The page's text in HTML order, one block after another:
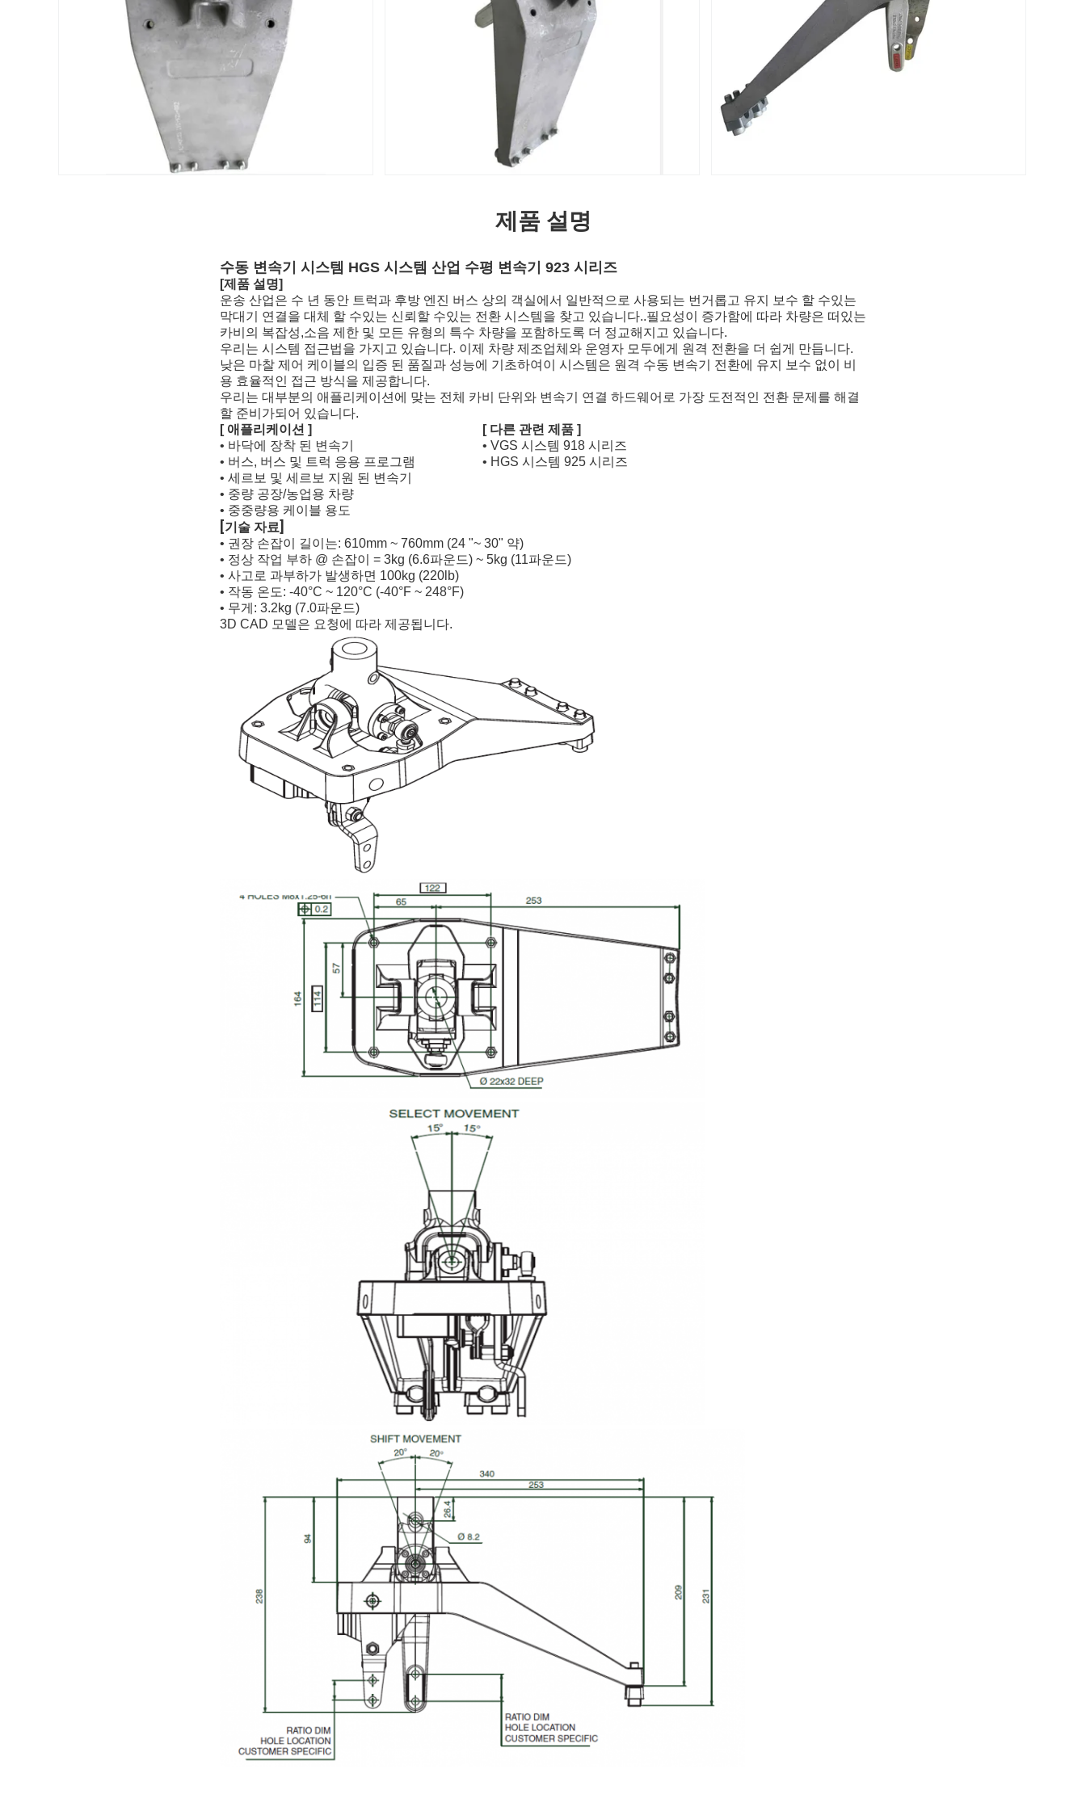
제품 설명
수동 변속기 시스템 HGS 시스템 산업 수평 변속기 923 시리즈
[제품 설명]
운송 산업은 수 년 동안 트럭과 후방 엔진 버스 상의 객실에서 일반적으로 사용되는 번거롭고 유지 보수 할 수있는
막대기 연결을 대체 할 수있는 신뢰할 수있는 전환 시스템을 찾고 있습니다..필요성이 증가함에 따라 차량은 떠있는
카비의 복잡성,소음 제한 및 모든 유형의 특수 차량을 포함하도록 더 정교해지고 있습니다.
우리는 시스템 접근법을 가지고 있습니다. 이제 차량 제조업체와 운영자 모두에게 원격 전환을 더 쉽게 만듭니다.
낮은 마찰 제어 케이블의 입증 된 품질과 성능에 기초하여이 시스템은 원격 수동 변속기 전환에 유지 보수 없이 비
용 효율적인 접근 방식을 제공합니다.
우리는 대부분의 애플리케이션에 맞는 전체 카비 단위와 변속기 연결 하드웨어로 가장 도전적인 전환 문제를 해결
할 준비가되어 있습니다.
[ 애플리케이션 ]
• 바닥에 장착 된 변속기
• 버스, 버스 및 트럭 응용 프로그램
• 세르보 및 세르보 지원 된 변속기
• 중량 공장/농업용 차량
• 중중량용 케이블 용도
[ 다른 관련 제품 ]
• VGS 시스템 918 시리즈
• HGS 시스템 925 시리즈
[기술 자료]
• 권장 손잡이 길이는: 610mm ~ 760mm (24 "~ 30" 약)
• 정상 작업 부하 @ 손잡이 = 3kg (6.6파운드) ~ 5kg (11파운드)
• 사고로 과부하가 발생하면 100kg (220lb)
• 작동 온도: -40°C ~ 120°C (-40°F ~ 248°F)
• 무게: 3.2kg (7.0파운드)
3D CAD 모델은 요청에 따라 제공됩니다.